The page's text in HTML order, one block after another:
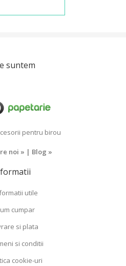
suntem
pentru birou
noi » | Blog »
utile
cumpar
si plata
si conditii
cookie-uri